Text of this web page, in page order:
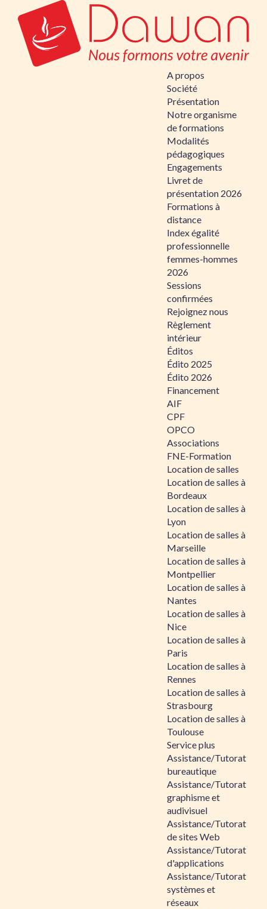
A propos
Société
Présentation
Notre organisme
de formations
Modalités
pédagogiques
Engagements
Livret de
présentation 2026
Formations à
distance
Index égalité
professionnelle
femmes-hommes
2026
Sessions
confirmées
Rejoignez nous
Règlement
intérieur
Éditos
Édito 2025
Édito 2026
Financement
AIF
CPF
OPCO
Associations
FNE-Formation
Location de salles
Location de salles à
Bordeaux
Location de salles à
Lyon
Location de salles à
Marseille
Location de salles à
Montpellier
Location de salles à
Nantes
Location de salles à
Nice
Location de salles à
Paris
Location de salles à
Rennes
Location de salles à
Strasbourg
Location de salles à
Toulouse
Service plus
Assistance/Tutorat
bureautique
Assistance/Tutorat
graphisme et
audivisuel
Assistance/Tutorat
de sites Web
Assistance/Tutorat
d'applications
Assistance/Tutorat
systèmes et
réseaux